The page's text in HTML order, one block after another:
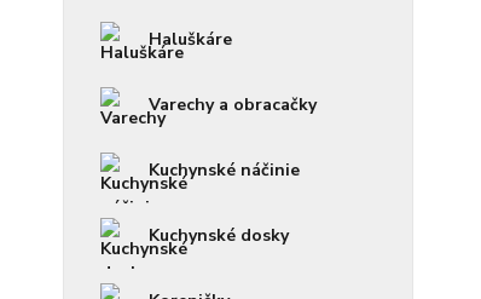
Haluškáre
Varechy a obracačky
Kuchynské náčinie
Kuchynské dosky